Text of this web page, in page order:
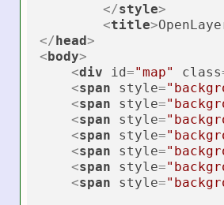
</style>
<title>
</head>
<body>
<div id="map" class
<span style=
<span style=
<span style=
<span style=
<span style=
<span style=
<span style=